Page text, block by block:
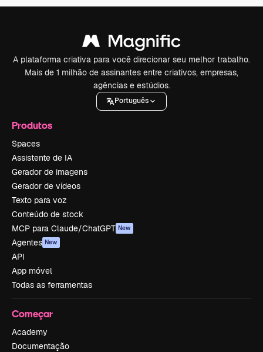
A plataforma criativa para você direcionar seu melhor trabalho.
Mais de 1 milhão de assinantes entre criativos, empresas,
agências e estúdios.
Português
Produtos
Spaces
Assistente de IA
Gerador de imagens
Gerador de vídeos
Texto para voz
Conteúdo de stock
MCP para Claude/ChatGPT New
Agentes New
API
App móvel
Todas as ferramentas
Começar
Academy
Documentação